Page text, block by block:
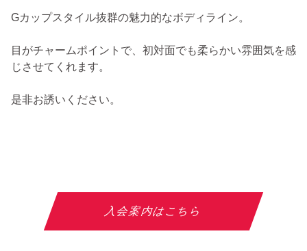
Gカップスタイル抜群の魅力的なボディライン。
目がチャームポイントで、初対面でも柔らかい雰囲気を感
じさせてくれます。
是非お誘いください。
入会案内はこちら